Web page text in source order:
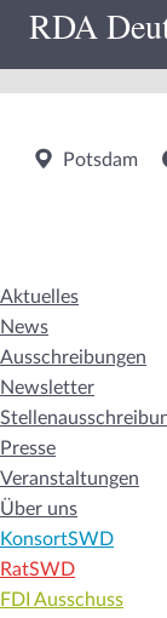
RDA
Potsdam
Aktuelles
News
Ausschreibungen
Newsletter
Presse
Veranstaltungen
Über uns
KonsortSWD
RatSWD
FDI Ausschuss